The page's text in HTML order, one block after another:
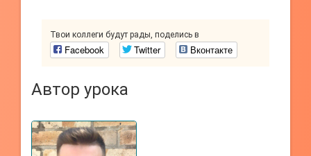
Твои коллеги будут рады, поделись в
Facebook Twitter Вконтакте
Автор урока